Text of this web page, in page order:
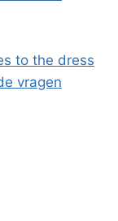
to the dress
vragen